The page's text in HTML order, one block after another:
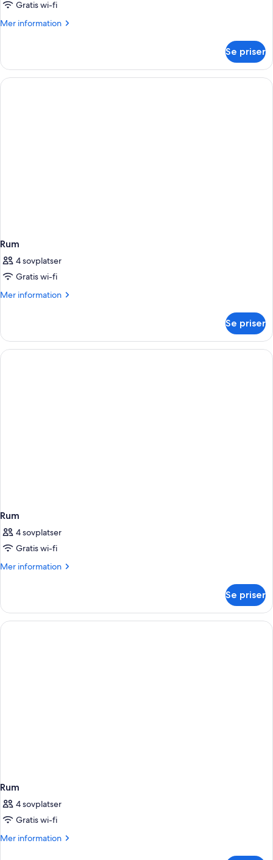
Gratis wi-fi
Mer information
Mer
Room
Se priser
Rum
4 sovplatser
Gratis wi-fi
Mer information
Mer
Se priser
Rum
4 sovplatser
Gratis wi-fi
Mer information
Mer
Se priser
Rum
4 sovplatser
Gratis wi-fi
Mer information
Mer